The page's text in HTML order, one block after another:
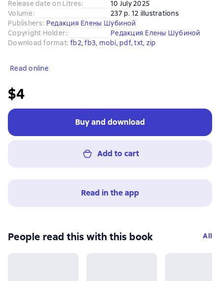
Release date on Litres:
10 July 2025
Volume:
237 p. 12 illustrations
Publishers: Редакция Елены Шубиной
Copyright Holder::
Редакция Елены Шубиной
Download format: fb2, fb3, mobi, pdf, txt, zip
Read online
$4
Buy and download
Add to cart
Read in the app
People read this with this book All